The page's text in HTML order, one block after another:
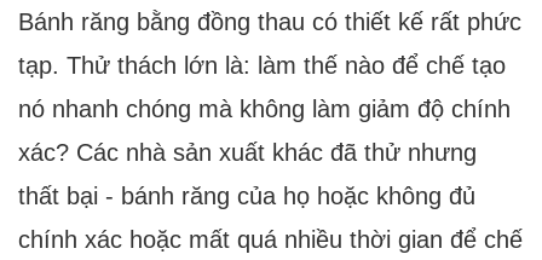
Bánh răng bằng đồng thau có thiết kế rất phức
tạp. Thử thách lớn là: làm thế nào để chế tạo
nó nhanh chóng mà không làm giảm độ chính
xác? Các nhà sản xuất khác đã thử nhưng
thất bại - bánh răng của họ hoặc không đủ
chính xác hoặc mất quá nhiều thời gian để chế